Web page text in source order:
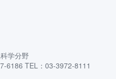
6186 TEL：03-3972-8111